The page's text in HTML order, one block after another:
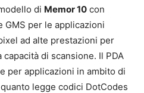
di Memor 10 con
GMS per le applicazioni
ad alte prestazioni per
di scansione. Il PDA
per applicazioni in ambito di
legge codici DotCodes